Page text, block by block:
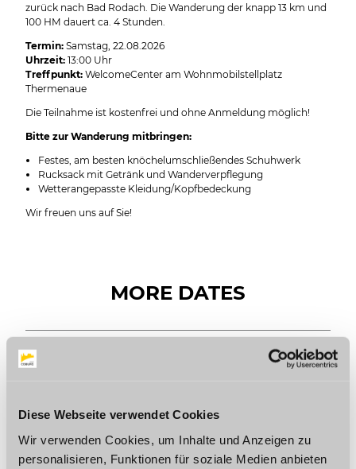
Diese Webseite verwendet Cookies
Wir verwenden Cookies, um Inhalte und Anzeigen zu
personalisieren, Funktionen für soziale Medien anbieten
zurück nach Bad Rodach. Die Wanderung der knapp 13 km und
100 HM dauert ca. 4 Stunden.
Termin: Samstag, 22.08.2026
Uhrzeit: 13:00 Uhr
Treffpunkt: WelcomeCenter am Wohnmobilstellplatz
Thermenaue
Die Teilnahme ist kostenfrei und ohne Anmeldung möglich!
Bitte zur Wanderung mitbringen:
Festes, am besten knöchelumschließendes Schuhwerk
Rucksack mit Getränk und Wanderverpflegung
Wetterangepasste Kleidung/Kopfbedeckung
Wir freuen uns auf Sie!
MORE DATES
Save date